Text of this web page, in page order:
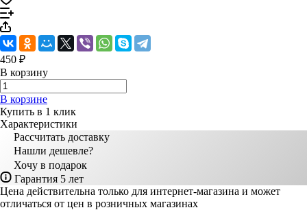
450 ₽
В корзину
В корзине
Купить в 1 клик
Характеристики
Рассчитать доставку
Нашли дешевле?
Хочу в подарок
Гарантия 5 лет
Цена действительна только для интернет-магазина и может
отличаться от цен в розничных магазинах